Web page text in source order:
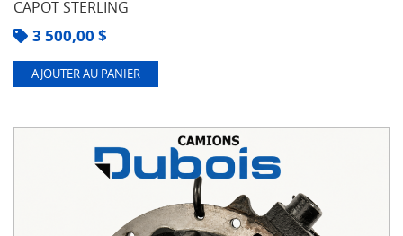
CAPOT STERLING
3 500,00 $
AJOUTER AU PANIER